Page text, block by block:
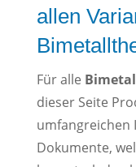
allen
Für alle
dieser Seite
umfangreichen
Dokumente,